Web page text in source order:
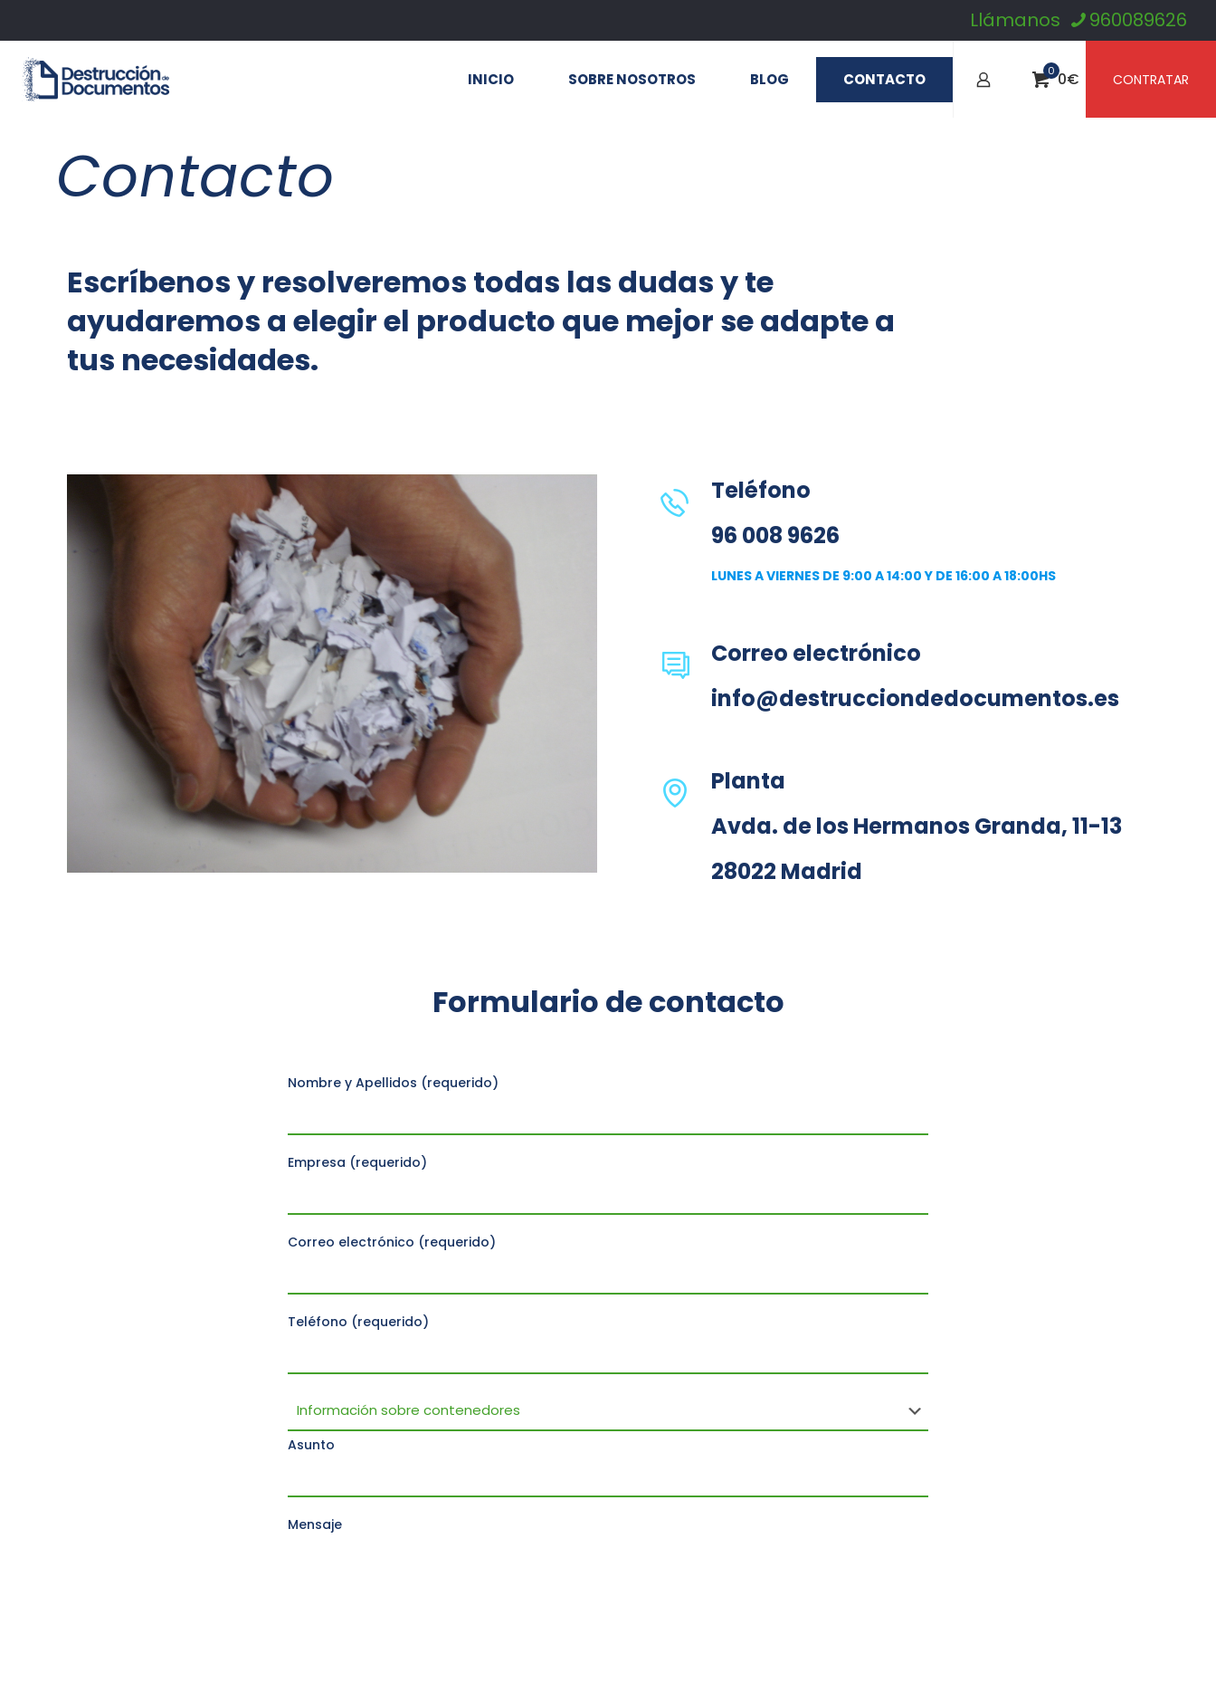
Llámanos 960089626
INICIO SOBRE NOSOTROS BLOG CONTACTO 0 0€ CONTRATAR
Contacto
Escríbenos y resolveremos todas las dudas y te
ayudaremos a elegir el producto que mejor se adapte a
tus necesidades.
Teléfono
96 008 9626
LUNES A VIERNES DE 9:00 A 14:00 Y DE 16:00 A 18:00HS
Correo electrónico
info@destrucciondedocumentos.es
Planta
Avda. de los Hermanos Granda, 11-13
28022 Madrid
Formulario de contacto
Nombre y Apellidos (requerido)
Empresa (requerido)
Correo electrónico (requerido)
Teléfono (requerido)
Asunto
Mensaje